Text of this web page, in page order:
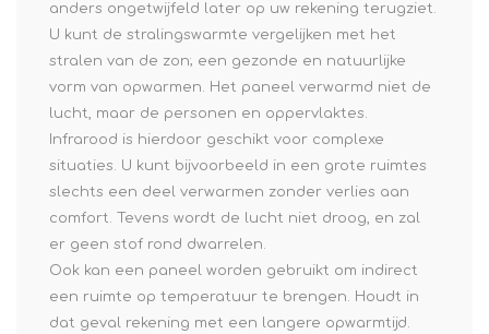
anders ongetwijfeld later op uw rekening terugziet.
U kunt de stralingswarmte vergelijken met het
stralen van de zon; een gezonde en natuurlijke
vorm van opwarmen. Het paneel verwarmd niet de
lucht, maar de personen en oppervlaktes.
Infrarood is hierdoor geschikt voor complexe
situaties. U kunt bijvoorbeeld in een grote ruimtes
slechts een deel verwarmen zonder verlies aan
comfort. Tevens wordt de lucht niet droog, en zal
er geen stof rond dwarrelen.
Ook kan een paneel worden gebruikt om indirect
een ruimte op temperatuur te brengen. Houdt in
dat geval rekening met een langere opwarmtijd.